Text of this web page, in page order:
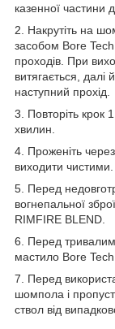
казенної частини
2. Накрутіть на
засобом Bore
проходів. При
витягається, далі
наступний прохід.
3. Повторіть крок
хвилин.
4. Проженіть
виходити чистими.
5. Перед
вогнепальної
RIMFIRE BLEND.
6. Перед тривалим
мастило Bore
7. Перед
шомпола і
ствол від